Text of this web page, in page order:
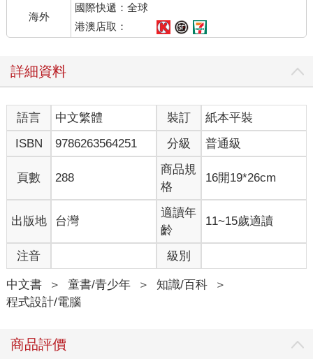
海外
國際快遞：全球
港澳店取：
詳細資料
語言 中文繁體 裝訂
紙本平裝
ISBN
9786263564251 分級 普通級
頁數 288
商品規
格
16開19*26cm
出版地 台灣
適讀年
齡
11~15歲適讀
注音 級別
中文書 ＞ 童書/青少年 ＞ 知識/百科
＞
程式設計/電腦
商品評價